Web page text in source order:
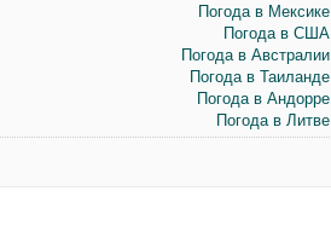
Погода в Мексике
Погода в США
Погода в Австралии
Погода в Таиланде
Погода в Андорре
Погода в Литве